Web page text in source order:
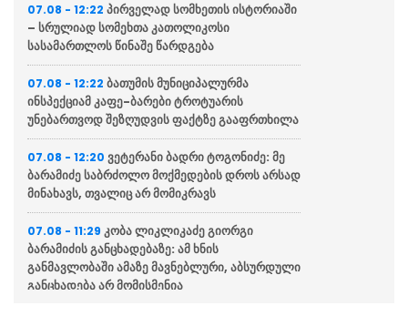
07.08 - 12:22 პირველად სომხეთის ისტორიაში
– სრულიად სომეხთა კათოლიკოსი
სასამართლოს წინაშე წარდგება
07.08 - 12:22 ბათუმის მუნიციპალურმა
ინსპექციამ კაფე-ბარები ტროტუარის
უნებართვოდ შეზღუდვის ფაქტზე გააფრთხილა
07.08 - 12:20 ვეტერანი ბადრი ტოგონიძე: მე
ბარამიძე საბრძოლო მოქმედების დროს არსად
მინახავს, თვალიც არ მომიკრავს
07.08 - 11:29 კობა ლიკლიკაძე გიორგი
ბარამიძის განცხადებაზე: ამ ხნის
განმავლობაში ამაზე მავნებლური, აბსურდული
განცხადება არ მომისმენია